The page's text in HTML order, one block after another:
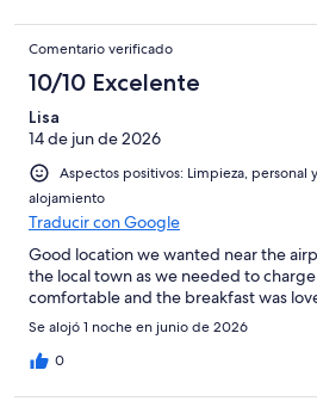
Comentario verificado
10/10 Excelente
Lisa
14 de jun de 2026
Aspectos positivos: Limpieza, personal
alojamiento
Traducir con Google
Good location we wanted near the
the local town as we needed to
comfortable and the breakfast was
Se alojó 1 noche en junio de 2026
0